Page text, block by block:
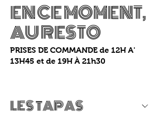
EN CE MOMENT,
AU RESTO
PRISES DE COMMANDE de 12H A'
13H45 et de 19H À 21h30
LES TAPAS